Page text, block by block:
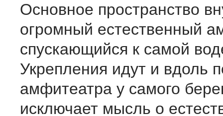
Основное пространство
огромный естественный
спускающийся к самой
Укрепления идут и вдоль
амфитеатра у самого
исключает мысль о